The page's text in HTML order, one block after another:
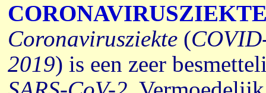
Coronavirusziekte (
2019) is een zeer